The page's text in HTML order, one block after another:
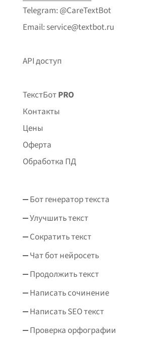
Telegram: @CareTextBot
Email: service@textbot.ru
API доступ
ТекстБотPRO
Контакты
Цены
Оферта
Обработка ПД
Бот генератор текста
Улучшить текст
Сократить текст
Чат бот нейросеть
Продолжить текст
Написать сочинение
Написать SEO текст
Проверка орфографии